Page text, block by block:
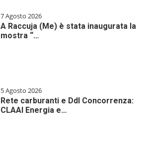
7 Agosto 2026
A Raccuja (Me) è stata inaugurata la
mostra “…
5 Agosto 2026
Rete carburanti e Ddl Concorrenza:
CLAAI Energia e…